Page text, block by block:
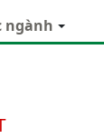
ngành